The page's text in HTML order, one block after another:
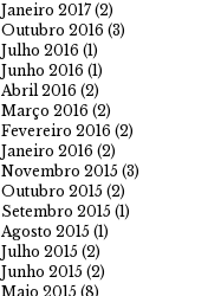
Janeiro 2017 (2)
Outubro 2016 (3)
Julho 2016 (1)
Junho 2016 (1)
Abril 2016 (2)
Março 2016 (2)
Fevereiro 2016 (2)
Janeiro 2016 (2)
Novembro 2015 (3)
Outubro 2015 (2)
Setembro 2015 (1)
Agosto 2015 (1)
Julho 2015 (2)
Junho 2015 (2)
Maio 2015 (8)